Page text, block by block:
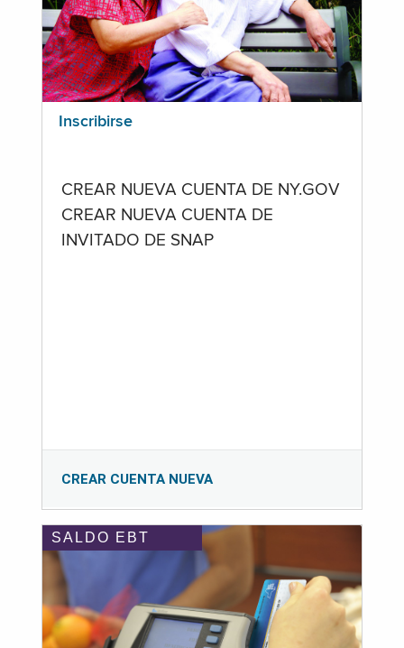
Inscribirse
CREAR NUEVA CUENTA DE NY.GOV
CREAR NUEVA CUENTA DE
INVITADO DE SNAP
CREAR CUENTA NUEVA
SALDO EBT